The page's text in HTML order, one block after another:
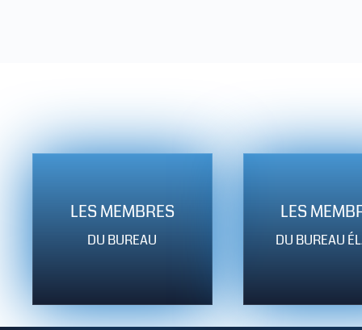
LES MEMBRES
DU BUREAU
LES
DU BUREAU